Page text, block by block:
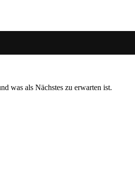
was als Nächstes zu erwarten ist.